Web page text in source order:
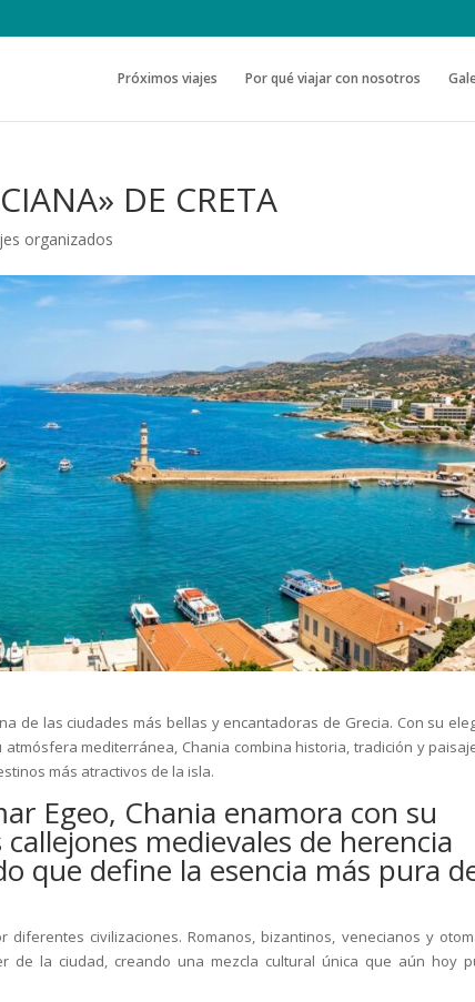
Próximos viajes Por qué viajar con nosotros
DE CRETA
organizados
de las ciudades más bellas y encantadoras de Grecia. Con su
mediterránea, Chania combina historia, tradición y
más atractivos de la isla.
Egeo, Chania enamora con su
medievales de herencia
que define la esencia más pura
civilizaciones. Romanos, bizantinos, venecianos y
la ciudad, creando una mezcla cultural única que aún hoy